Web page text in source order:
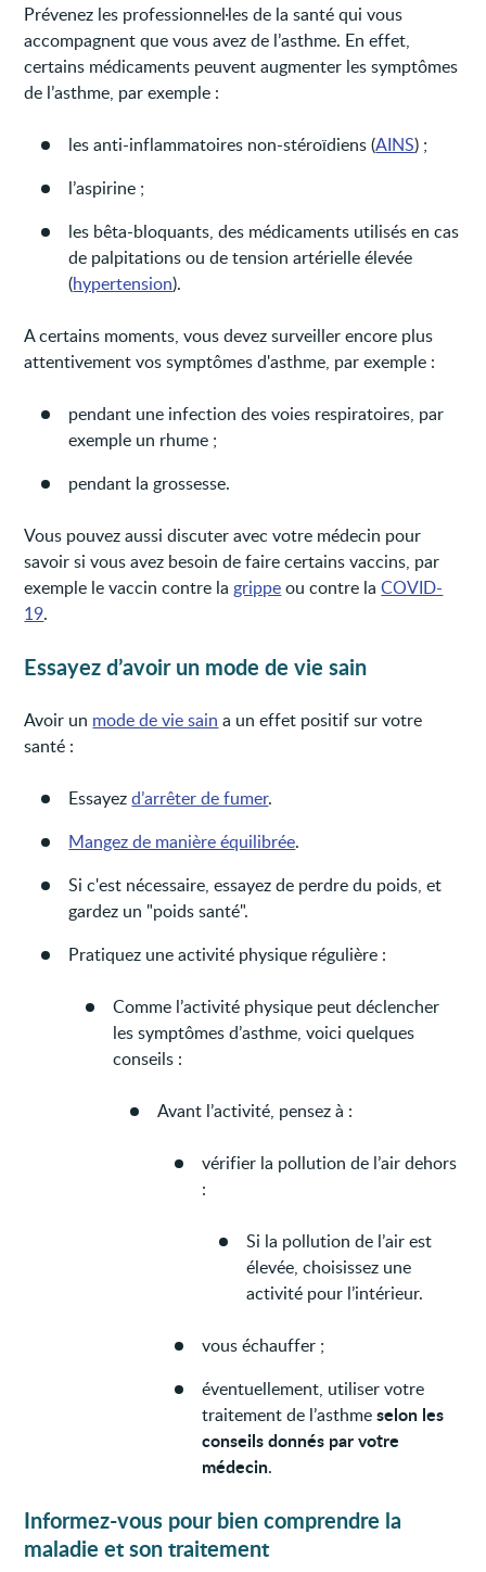
Prévenez les professionnel·les de la santé qui vous
accompagnent que vous avez de l’asthme. En effet,
certains médicaments peuvent augmenter les symptômes
de l’asthme, par exemple :
les anti-inflammatoires non-stéroïdiens (AINS) ;
l’aspirine ;
les bêta-bloquants, des médicaments utilisés en cas
de palpitations ou de tension artérielle élevée
(hypertension).
A certains moments, vous devez surveiller encore plus
attentivement vos symptômes d'asthme, par exemple :
pendant une infection des voies respiratoires, par
exemple un rhume ;
pendant la grossesse.
Vous pouvez aussi discuter avec votre médecin pour
savoir si vous avez besoin de faire certains vaccins, par
exemple le vaccin contre la grippeou contre laCOVID-
19.
Essayez d’avoir un mode de vie sain
Avoir un mode de vie sain a un effet positif sur votre
santé :
Essayezd’arrêter de fumer.
Mangez de manière équilibrée.
Si c'est nécessaire, essayez de perdre du poids, et
gardez un "poids santé".
Pratiquez une activité physique régulière :
Comme l’activité physique peut déclencher
les symptômes d’asthme, voici quelques
conseils :
Avant l’activité, pensez à :
vérifier la pollution de l’air dehors
:
Si la pollution de l’air est
élevée, choisissez une
activité pour l’intérieur.
vous échauffer ;
éventuellement, utiliser votre
traitement de l’asthmeselon les
conseils donnés par votre
médecin.
Informez-vous pour bien comprendre la
maladie et son traitement